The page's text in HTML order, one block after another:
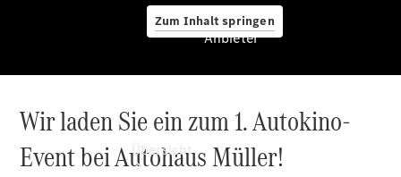
Zum Inhalt springen
Anbieter
Übersicht
Anbieter
Wir laden Sie ein zum 1. Autokino-
Event bei Autohaus Müller!